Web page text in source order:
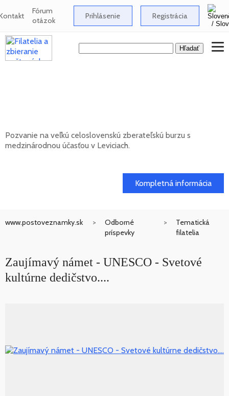
Fórum
otázok Prihlásenie Registrácia
Pozvanie na veľkú celoslovenskú zberateľskú burzu s
medzinárodnou účasťou v Leviciach.
Kompletná informácia
www.postoveznamky.sk
Odborné
príspevky
Tematická
filatelia
Zaujímavý námet - UNESCO - Svetové
kultúrne dedičstvo....